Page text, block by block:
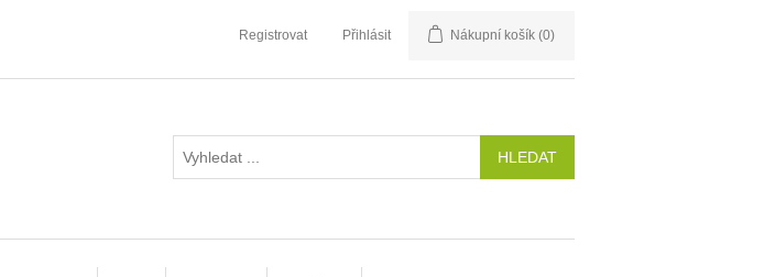
Registrovat Přihlásit Nákupní košík (0)